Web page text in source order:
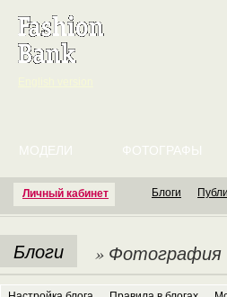
Личный кабинет
МОДЕЛИ ФОТОГРАФЫ
Блоги
Блоги » Фотография